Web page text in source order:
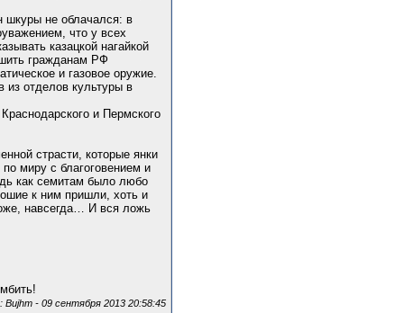
шкуры не облачался: в
что у всех
казацкой нагайкой
гражданам РФ
и газовое оружие.
из отделов культуры в
и Пермского
страсти, которые янки
миру с благоговением и
как семитам было любо
к ним пришли, хоть и
навсегда… И вся ложь
- 09 сентября 2013 20:58:45